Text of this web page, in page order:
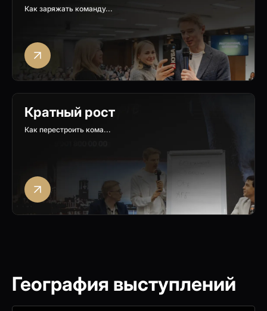
Как заряжать команду...
Кратный рост
Как перестроить кома...
География выступлений